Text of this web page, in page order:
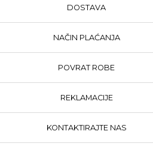
DOSTAVA
NAČIN PLAĆANJA
POVRAT ROBE
REKLAMACIJE
KONTAKTIRAJTE NAS